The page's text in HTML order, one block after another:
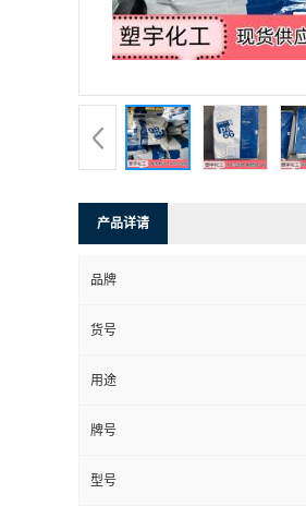
产品详请
品牌
货号
用途
牌号
型号